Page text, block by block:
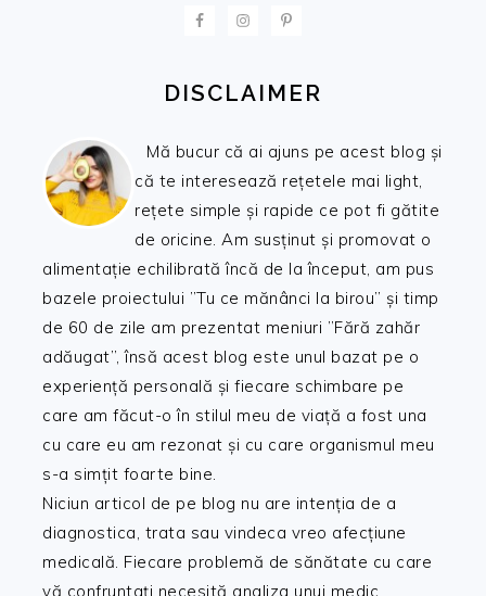
DISCLAIMER
Mă bucur că ai ajuns pe acest blog și
că te interesează rețetele mai light,
rețete simple și rapide ce pot fi gătite
de oricine. Am susținut și promovat o
alimentație echilibrată încă de la început, am pus
bazele proiectului ”Tu ce mănânci la birou” și timp
de 60 de zile am prezentat meniuri ”Fără zahăr
adăugat”, însă acest blog este unul bazat pe o
experiență personală și fiecare schimbare pe
care am făcut-o în stilul meu de viață a fost una
cu care eu am rezonat și cu care organismul meu
s-a simțit foarte bine.
Niciun articol de pe blog nu are intenția de a
diagnostica, trata sau vindeca vreo afecțiune
medicală. Fiecare problemă de sănătate cu care
vă confruntați necesită analiza unui medic